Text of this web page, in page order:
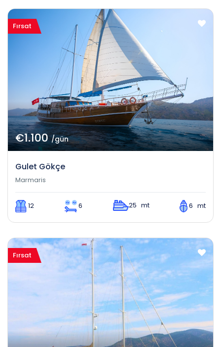
Fırsat
€1.100/gün
Gulet Gökçe
Marmaris
12 6 25 mt 6 mt
Fırsat